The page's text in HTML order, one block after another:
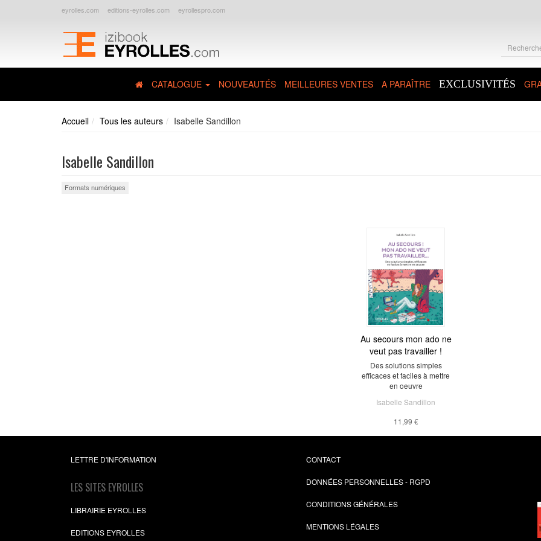
eyrolles.com editions-eyrolles.com eyrollespro.com
CATALOGUE NOUVEAUTÉS MEILLEURES VENTES A PARAÎTRE EXCLUSIVITÉS
Accueil Tous les auteurs Isabelle Sandillon
Isabelle Sandillon
Formats numériques
Au secours mon ado ne
veut pas travailler !
Des solutions simples
efficaces et faciles à mettre
en oeuvre
Isabelle Sandillon
11,99 €
LETTRE D'INFORMATION
LES SITES EYROLLES
LIBRAIRIE EYROLLES
EDITIONS EYROLLES
CONTACT
DONNÉES PERSONNELLES - RGPD
CONDITIONS GÉNÉRALES
MENTIONS LÉGALES